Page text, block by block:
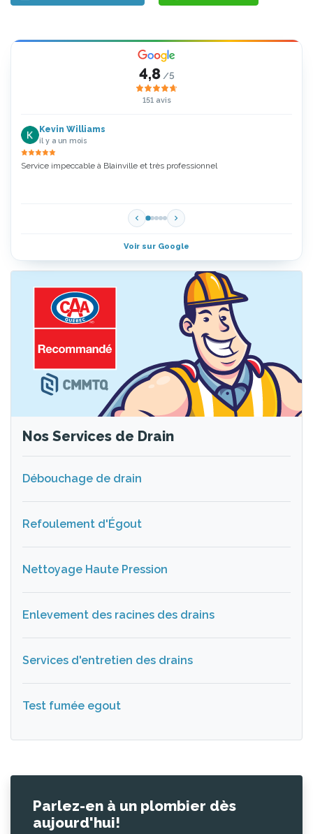
4,8 /5
151 avis
Kevin Williams
il y a un mois
Service impeccable à Blainville et très professionnel
Voir sur Google
Nos Services de Drain
Débouchage de drain
Refoulement d'Égout
Nettoyage Haute Pression
Enlevement des racines des drains
Services d'entretien des drains
Test fumée egout
Parlez-en à un plombier dès
aujourd'hui!